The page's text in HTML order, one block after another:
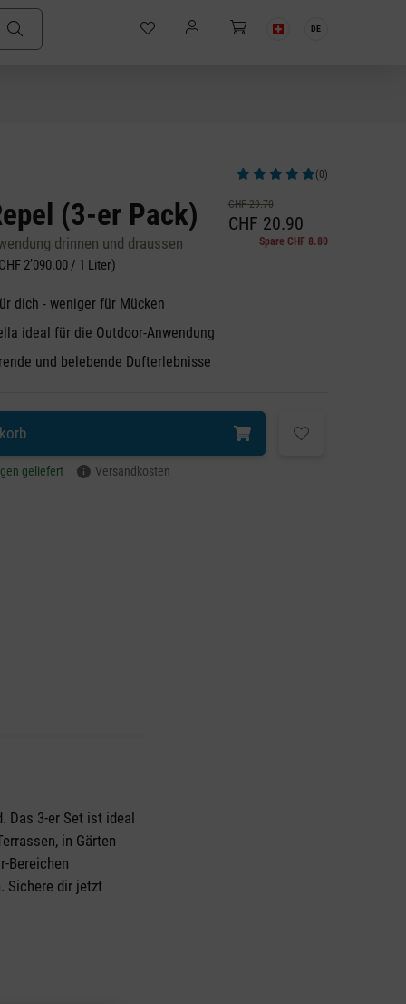
DE
(0)
(3-er Pack)
drinnen und draussen
2’090.00 / 1 Liter)
CHF 29.70
CHF 20.90
Spare CHF 8.80
dich - weniger für Mücken
ideal für die Outdoor-Anwendung
und belebende Dufterlebnisse
geliefert Versandkosten
Das 3-er Set ist ideal
in Gärten
Bereichen
Sichere dir jetzt